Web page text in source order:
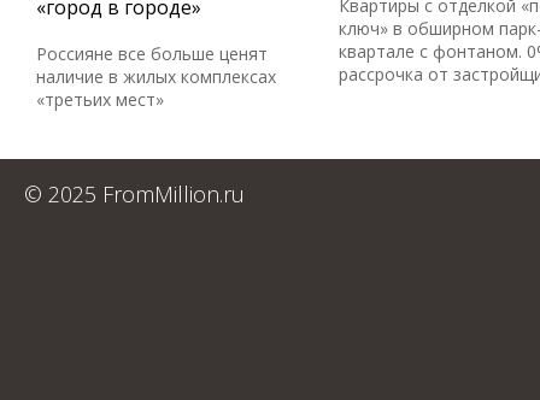
«город в городе»
Россияне все больше ценят
наличие в жилых комплексах
«третьих мест»
Квартиры с отделкой
ключ» в обширном
квартале с фонтаном.
рассрочка от
© 2025 FromMillion.ru